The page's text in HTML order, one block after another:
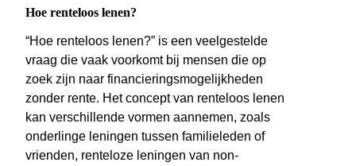
Hoe renteloos lenen?
“Hoe renteloos lenen?” is een veelgestelde
vraag die vaak voorkomt bij mensen die op
zoek zijn naar financieringsmogelijkheden
zonder rente. Het concept van renteloos lenen
kan verschillende vormen aannemen, zoals
onderlinge leningen tussen familieleden of
vrienden, renteloze leningen van non-